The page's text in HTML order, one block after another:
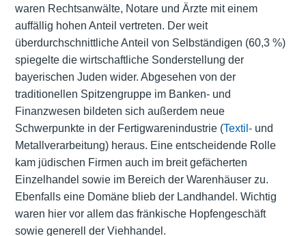
waren Rechtsanwälte, Notare und Ärzte mit einem
auffällig hohen Anteil vertreten. Der weit
überdurchschnittliche Anteil von Selbständigen (60,3 %)
spiegelte die wirtschaftliche Sonderstellung der
bayerischen Juden wider. Abgesehen von der
traditionellen Spitzengruppe im Banken- und
Finanzwesen bildeten sich außerdem neue
Schwerpunkte in der Fertigwarenindustrie (Textil-und
Metallverarbeitung) heraus. Eine entscheidende Rolle
kam jüdischen Firmen auch im breit gefächerten
Einzelhandel sowie im Bereich der Warenhäuser zu.
Ebenfalls eine Domäne blieb der Landhandel. Wichtig
waren hier vor allem das fränkische Hopfengeschäft
sowie generell der Viehhandel.